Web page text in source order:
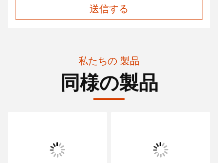
送信する
私たちの 製品
同様の製品